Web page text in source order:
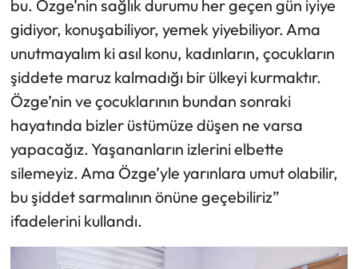
bu. Özge’nin sağlık durumu her geçen gün iyiye
gidiyor, konuşabiliyor, yemek yiyebiliyor. Ama
unutmayalım ki asıl konu, kadınların, çocukların
şiddete maruz kalmadığı bir ülkeyi kurmaktır.
Özge’nin ve çocuklarının bundan sonraki
hayatında bizler üstümüze düşen ne varsa
yapacağız. Yaşananların izlerini elbette
silemeyiz. Ama Özge’yle yarınlara umut olabilir,
bu şiddet sarmalının önüne geçebiliriz”
ifadelerini kullandı.